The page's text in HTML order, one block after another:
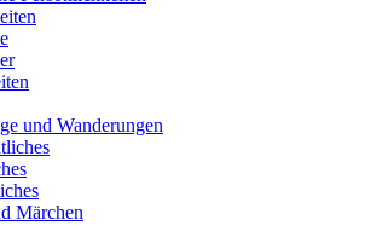
und Wanderungen
Märchen